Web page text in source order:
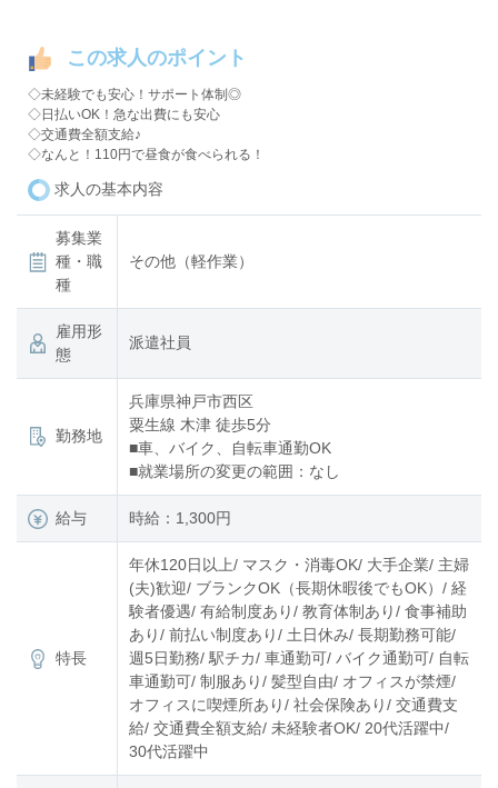
この求人のポイント
◇未経験でも安心！サポート体制◎
◇日払いOK！急な出費にも安心
◇交通費全額支給♪
◇なんと！110円で昼食が食べられる！
求人の基本内容
募集業
種・職
種
その他（軽作業）
雇用形
態
派遣社員
勤務地
兵庫県神戸市西区
粟生線 木津 徒歩5分
■車、バイク、自転車通勤OK
■就業場所の変更の範囲：なし
給与 時給：1,300円
特長
年休120日以上/ マスク・消毒OK/ 大手企業/ 主婦
(夫)歓迎/ ブランクOK（長期休暇後でもOK）/ 経
験者優遇/ 有給制度あり/ 教育体制あり/ 食事補助
あり/ 前払い制度あり/ 土日休み/ 長期勤務可能/
週5日勤務/ 駅チカ/ 車通勤可/ バイク通勤可/ 自転
車通勤可/ 制服あり/ 髪型自由/ オフィスが禁煙/
オフィスに喫煙所あり/ 社会保険あり/ 交通費支
給/ 交通費全額支給/ 未経験者OK/ 20代活躍中/
30代活躍中